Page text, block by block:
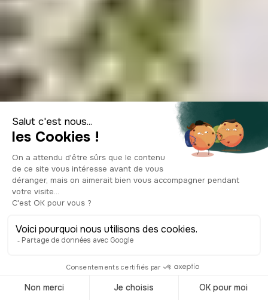
Les 6 lieux de la
scène musicale
underground de
Berlin à explorer